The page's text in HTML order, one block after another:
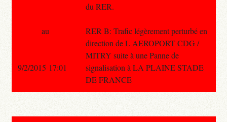
du RER.
RER B: Trafic légèrement perturbé en
direction de L AEROPORT CDG /
MITRY suite à une Panne de
signalisation à LA PLAINE STADE
DE FRANCE
au
9/2/2015 17:01